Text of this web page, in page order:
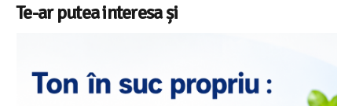
Te-ar putea interesa și